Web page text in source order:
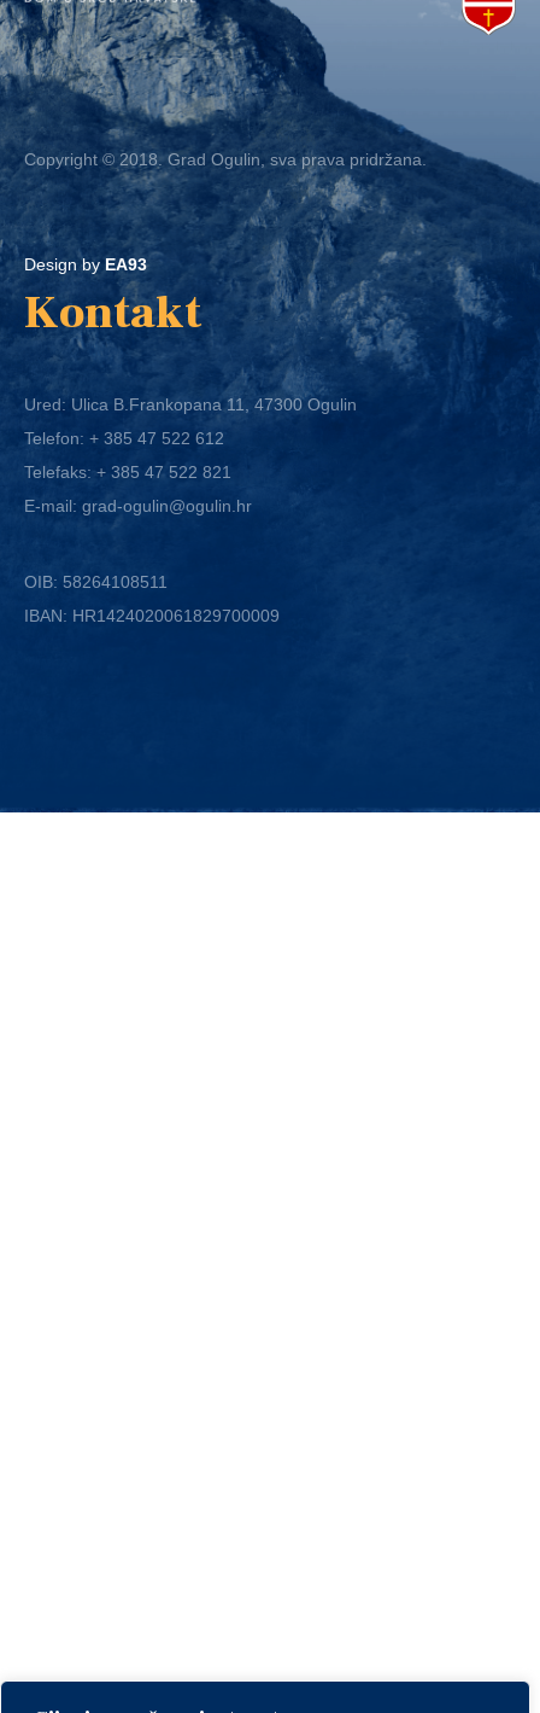
Copyright © 2018. Grad Ogulin, sva prava pridržana.
Design by EA93
Kontakt
Ured: Ulica B.Frankopana 11, 47300 Ogulin
Telefon: + 385 47 522 612
Telefaks: + 385 47 522 821
E-mail: grad-ogulin@ogulin.hr
OIB: 58264108511
IBAN: HR1424020061829700009